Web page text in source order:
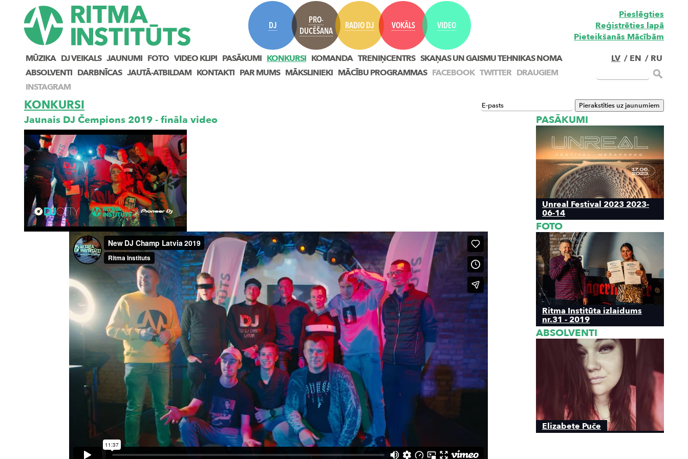
DJ
PRO-
DUCĒŠANA
RADIO DJ VOKĀLS VIDEO
Pieslēgties
Reģistrēties lapā
Pieteikšanās Mācībām
MŪZIKA DJ VEIKALS JAUNUMI FOTO VIDEO KLIPI PASĀKUMI KONKURSI KOMANDA TRENIŅCENTRS SKAŅAS UN GAISMU TEHNIKAS NOMA
ABSOLVENTI DARBNĪCAS JAUTĀ-ATBILDAM KONTAKTI PAR MUMS MĀKSLINIEKI MĀCĪBU PROGRAMMAS FACEBOOK TWITTER DRAUGIEM
INSTAGRAM
LV / EN / RU
KONKURSI
Jaunais DJ Čempions 2019 - fināla video PASĀKUMI
Unreal Festival 2023 2023-
06-14
FOTO
Ritma Institūta izlaidums
nr.31 - 2019
ABSOLVENTI
Elizabete Puče